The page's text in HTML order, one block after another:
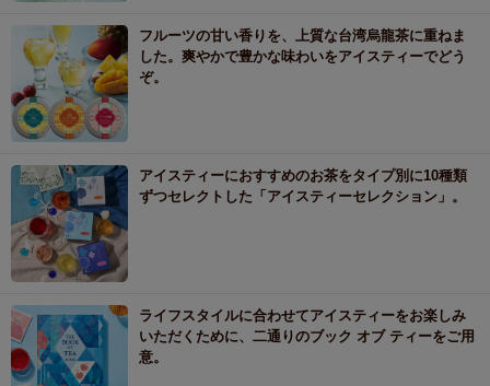
フルーツの甘い香りを、上質な台湾烏龍茶に重ねま
した。爽やかで豊かな味わいをアイスティーでどう
ぞ。
アイスティーにおすすめのお茶をタイプ別に10種類
ずつセレクトした「アイスティーセレクション」。
ライフスタイルに合わせてアイスティーをお楽しみ
いただくために、二通りのブック オブ ティーをご用
意。